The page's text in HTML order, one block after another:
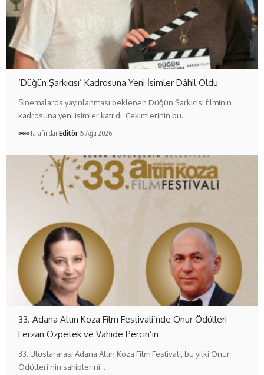
‘Düğün Şarkıcısı’ Kadrosuna Yeni İsimler Dâhil Oldu
Sinemalarda yayınlanması beklenen Düğün Şarkıcısı filminin
kadrosuna yeni isimler katıldı. Çekimlerinin bu…
TarafındanEditör 5 Ağu 2026
33. Adana Altın Koza Film Festivali’nde Onur Ödülleri
Ferzan Özpetek ve Vahide Perçin’in
33. Uluslararası Adana Altın Koza Film Festivali, bu yılki Onur
Ödülleri'nin sahiplerini…